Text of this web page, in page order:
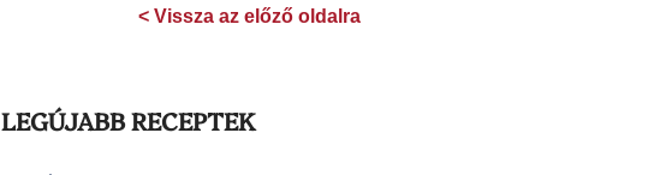
< Vissza az előző oldalra
LEGÚJABB RECEPTEK